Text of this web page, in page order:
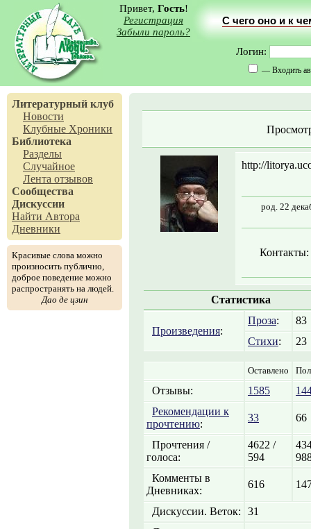
Привет, Гость!
Регистрация
Забыли пароль?
С чего оно и к
Логин:
— Входить
Литературный клуб
Новости
Клубные Хроники
Библиотека
Разделы
Случайное
Лента отзывов
Сообщества
Дискуссии
Найти Автора
Дневники
Красивые слова можно
произносить публично,
доброе поведение можно
распространять на людей.
Дао де цзин
http://
род. 22
Контакты:
Статистика
Произведения:
Проза:
83
Стихи: 23
Оставлено
Отзывы: 1585
Рекомендации к
прочтению:
33 66
Прочтения /
голоса:
4622 /
594
Комменты в
Дневниках:
616
Дискуссии. Веток:
31